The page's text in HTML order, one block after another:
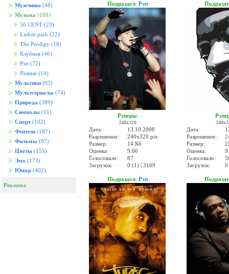
Мужчины (48)
Музыка (188)
50 CENT (23)
Linkin park (22)
The Prodigy (10)
Клубная (46)
Рэп (72)
Разные (14)
Мультики (93)
Мультсериалы (74)
Природа (389)
Символы (11)
Спорт (102)
Фентези (187)
Фильмы (97)
Цветы (155)
Эмо (173)
Юмор (402)
Реклама
Подраздел: Рэп
Рэперы
240x320
Дата:
13.10.2008
Разрешение:
240x320 pix
Размер:
14 Кб
Оценка:
9.66
Голосовало:
87
Загрузок:
0 (1) | 3169
Дата:
Разрешение:
Размер:
Оценка:
Голосовало:
Загрузок:
0
Подраздел: Рэп